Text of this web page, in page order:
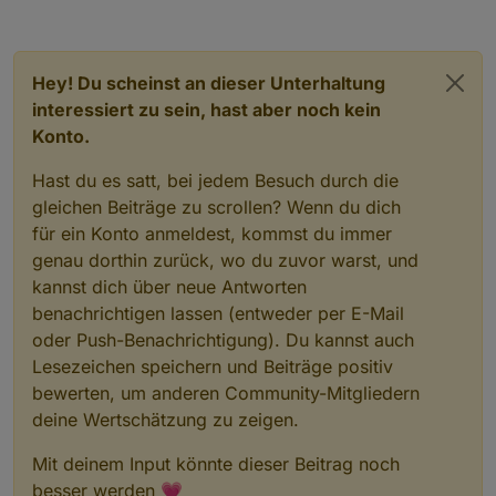
Livewert der Steckdose mit dem Balkonkraftwerk.
quasi 2 Zeilen schreiben muss ?
Hey! Du scheinst an dieser Unterhaltung
interessiert zu sein, hast aber noch kein
Konto.
Hast du es satt, bei jedem Besuch durch die
gleichen Beiträge zu scrollen? Wenn du dich
für ein Konto anmeldest, kommst du immer
genau dorthin zurück, wo du zuvor warst, und
kannst dich über neue Antworten
benachrichtigen lassen (entweder per E-Mail
oder Push-Benachrichtigung). Du kannst auch
Lesezeichen speichern und Beiträge positiv
bewerten, um anderen Community-Mitgliedern
deine Wertschätzung zu zeigen.
Mit deinem Input könnte dieser Beitrag noch
besser werden 💗